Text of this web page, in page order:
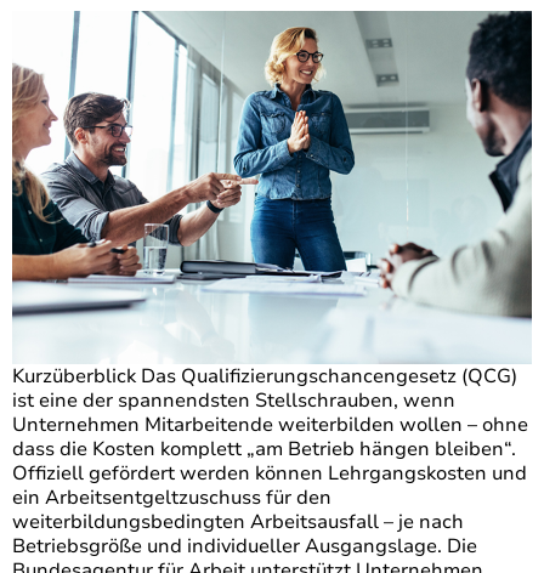
Kurzüberblick Das Qualifizierungschancengesetz (QCG)
ist eine der spannendsten Stellschrauben, wenn
Unternehmen Mitarbeitende weiterbilden wollen – ohne
dass die Kosten komplett „am Betrieb hängen bleiben“.
Offiziell gefördert werden können Lehrgangskosten und
ein Arbeitsentgeltzuschuss für den
weiterbildungsbedingten Arbeitsausfall – je nach
Betriebsgröße und individueller Ausgangslage. Die